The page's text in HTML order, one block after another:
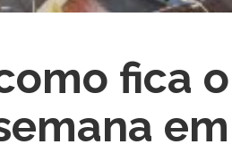
fica o
em